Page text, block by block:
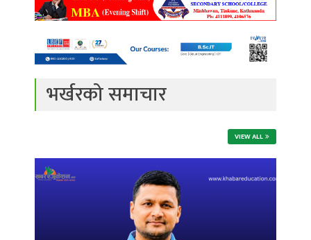
भर्खरको समाचार
VIEW ALL